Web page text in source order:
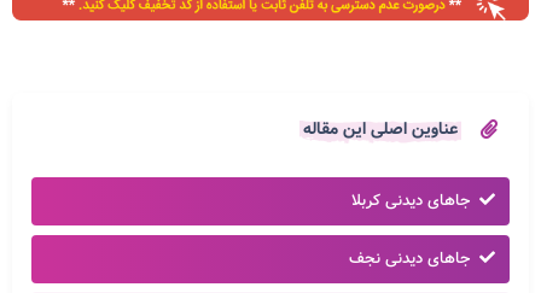
عناوین اصلی این مقاله
جاهای دیدنی کربلا
جاهای دیدنی نجف